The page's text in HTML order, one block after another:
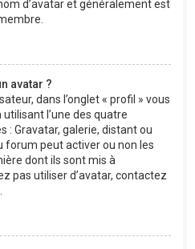
d’avatar et généralement est
avatar ?
dans l’onglet « profil » vous
l’une des quatre
: Gravatar, galerie, distant ou
forum peut activer ou non les
dont ils sont mis à
pas utiliser d’avatar, contactez